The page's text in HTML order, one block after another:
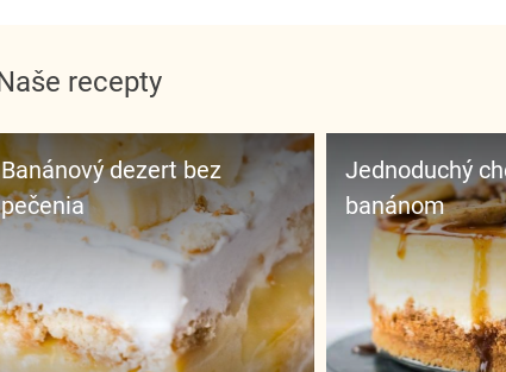
Naše recepty
Banánový dezert bez
pečenia
Jednoduchý cheesecake s
banánom